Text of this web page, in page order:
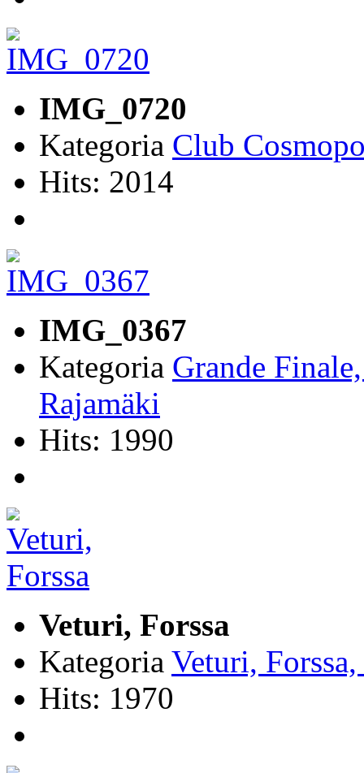
IMG_0720
Kategoria Club
Hits: 2014
IMG_0367
Kategoria Grande
Rajamäki
Hits: 1990
Veturi, Forssa
Kategoria Veturi,
Hits: 1970